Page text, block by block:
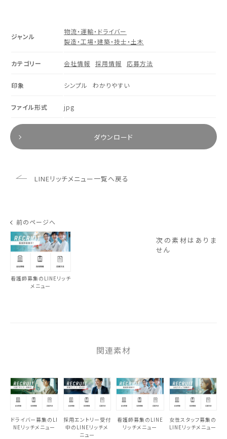
ジャンル
物流・運輸・ドライバー
製造・工場・建築・技士・土木
カテゴリー 会社情報 採用情報 応募方法
印象 シンプル わかりやすい
ファイル形式 jpg
ダウンロード
LINEリッチメニュー一覧へ戻る
前のページへ
看護師募集のLINEリッチ
メニュー
次の素材はありま
せん
関連素材
ドライバー募集のLI
NEリッチメニュー
採用エントリー受付
中のLINEリッチメ
ニュー
看護師募集のLINE
リッチメニュー
女性スタッフ募集の
LINEリッチメニュー